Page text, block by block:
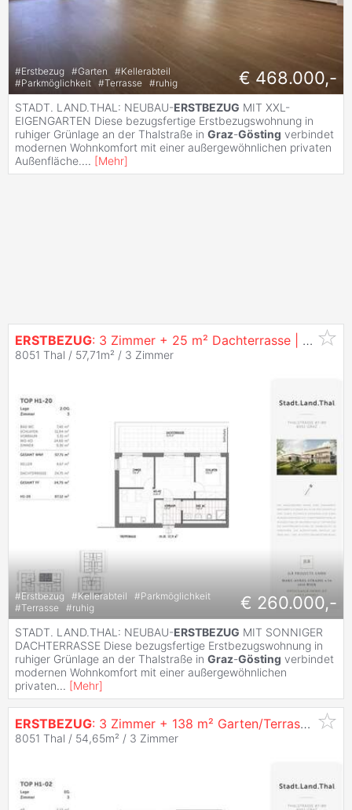
#Erstbezug #Garten #Kellerabteil
#Parkmöglichkeit #Terrasse #ruhig € 468.000,-
STADT. LAND.THAL: NEUBAU-ERSTBEZUG MIT XXL-
EIGENGARTEN Diese bezugsfertige Erstbezugswohnung in
ruhiger Grünlage an der Thalstraße in Graz-Gösting verbindet
modernen Wohnkomfort mit einer außergewöhnlichen privaten
Außenfläche.... [Mehr]
ERSTBEZUG: 3 Zimmer + 25 m² Dachterrasse | Graz-
8051 Thal / 57,71m² / 3 Zimmer
#Erstbezug #Kellerabteil #Parkmöglichkeit
#Terrasse #ruhig € 260.000,-
STADT. LAND.THAL: NEUBAU-ERSTBEZUG MIT SONNIGER
DACHTERRASSE Diese bezugsfertige Erstbezugswohnung in
ruhiger Grünlage an der Thalstraße in Graz-Gösting verbindet
modernen Wohnkomfort mit einer außergewöhnlichen
privaten... [Mehr]
ERSTBEZUG: 3 Zimmer + 138 m² Garten/Terrasse |
8051 Thal / 54,65m² / 3 Zimmer